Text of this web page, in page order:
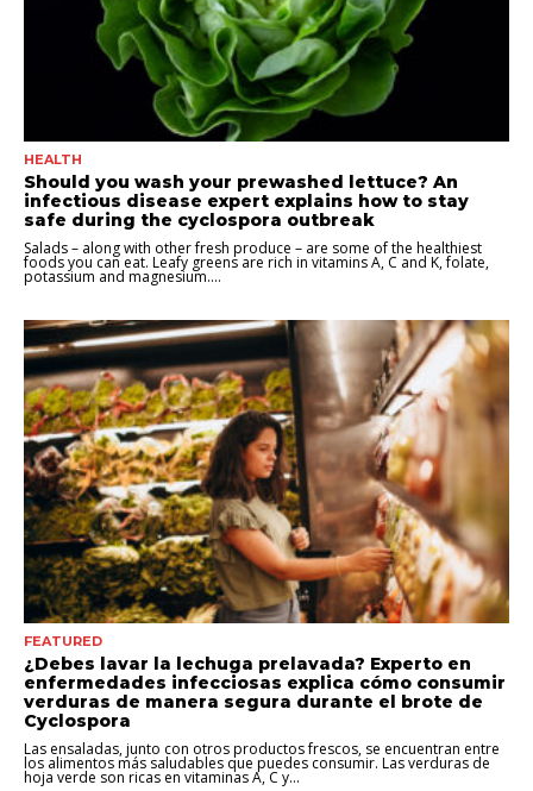
HEALTH
Should you wash your prewashed lettuce? An
infectious disease expert explains how to stay
safe during the cyclospora outbreak
Salads – along with other fresh produce – are some of the healthiest
foods you can eat. Leafy greens are rich in vitamins A, C and K, folate,
potassium and magnesium....
FEATURED
¿Debes lavar la lechuga prelavada? Experto en
enfermedades infecciosas explica cómo consumir
verduras de manera segura durante el brote de
Cyclospora
Las ensaladas, junto con otros productos frescos, se encuentran entre
los alimentos más saludables que puedes consumir. Las verduras de
hoja verde son ricas en vitaminas A, C y...